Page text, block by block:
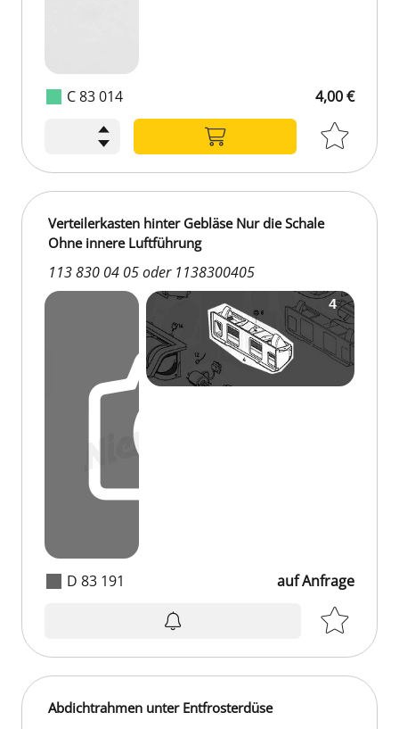
C 83 014 4,00 €
D 83 191
Verteilerkasten hinter Gebläse Nur die Schale
Ohne innere Luftführung
113 830 04 05 oder 1138300405
auf Anfrage
Abdichtrahmen unter Entfrosterdüse